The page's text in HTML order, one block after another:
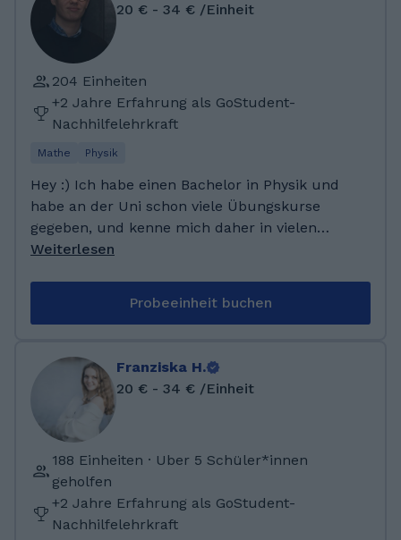
20 € - 34 € /Einheit
204 Einheiten
+2 Jahre Erfahrung als GoStudent-
Nachhilfelehrkraft
Mathe Physik
Hey :) Ich habe einen Bachelor in Physik und
habe an der Uni schon viele Übungskurse
gegeben, und kenne mich daher in vielen
Bereichen der Physik und Mathematik gut aus.
Abitur (Note 1,5) am Neuen Gymnasium
Oldenburg 2019 — LK Physik, Chemie
Geschichte, P4 Englisch und P5 Mathe
Bachelor of Science in Physik (Note 1,88) an
der Universität Oldenburg 2023 —
Bachelorarbeit in der Turbulenzforschung Seit
April 2024 Masterstudiengang Physik, April bis
September 2024 Werkstudent Deutsche
WindGuard Ende November 2024 bis Ende
Weiterlesen
Probeeinheit buchen
Franziska H.
20 € - 34 € /Einheit
188 Einheiten · Uber 5 Schüler*innen
geholfen
+2 Jahre Erfahrung als GoStudent-
Nachhilfelehrkraft